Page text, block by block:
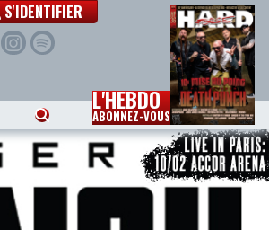
S'IDENTIFIER
L'HEBDO
ABONNEZ-VOUS